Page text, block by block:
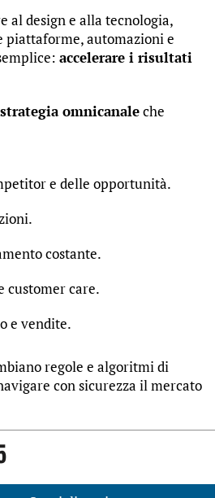
al design e alla tecnologia,
piattaforme, automazioni e
accelerare i risultati
strategia omnicanaleche
e delle opportunità.
costante.
customer care.
e vendite.
regole e algoritmi di
con sicurezza il mercato